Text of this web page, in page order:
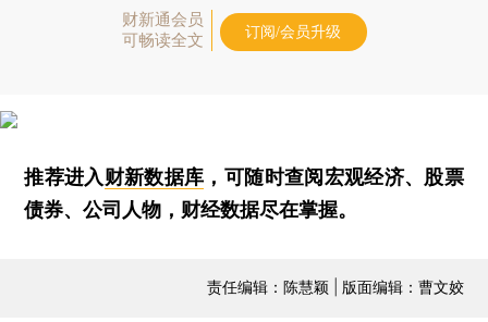
财新通会员
可畅读全文
订阅/会员升级
推荐进入财新数据库 ，可随时查阅宏观经济、股票
债券、公司人物，财经数据尽在掌握。
责任编辑：陈慧颖 | 版面编辑：曹文姣